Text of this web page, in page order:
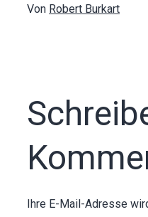
Von Robert Burkart
Ihre E-Mail-Adresse